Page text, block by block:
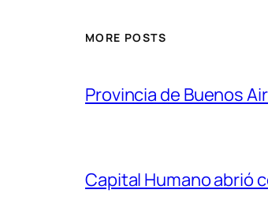
MORE POSTS
Provincia de Buenos
Capital Humano abrió